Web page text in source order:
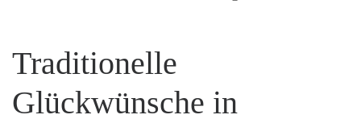
Traditionelle
Glückwünsche in